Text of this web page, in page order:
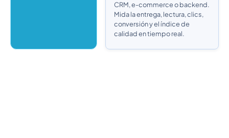
CRM, e-commerce o backend.
Mida la entrega, lectura, clics,
conversión y el índice de
calidad en tiempo real.